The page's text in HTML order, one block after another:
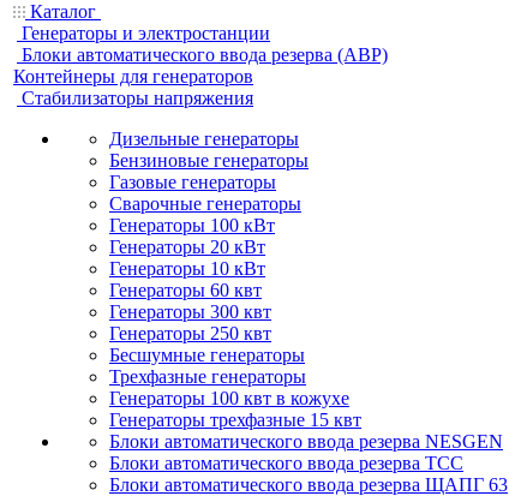
Каталог
Генераторы и электростанции
Блоки автоматического ввода резерва (АВР)
Контейнеры для генераторов
Стабилизаторы напряжения
Дизельные генераторы
Бензиновые генераторы
Газовые генераторы
Сварочные генераторы
Генераторы 100 кВт
Генераторы 20 кВт
Генераторы 10 кВт
Генераторы 60 квт
Генераторы 300 квт
Генераторы 250 квт
Бесшумные генераторы
Трехфазные генераторы
Генераторы 100 квт в кожухе
Генераторы трехфазные 15 квт
Блоки автоматического ввода резерва NESGEN
Блоки автоматического ввода резерва ТСС
Блоки автоматического ввода резерва ЩАПГ 63